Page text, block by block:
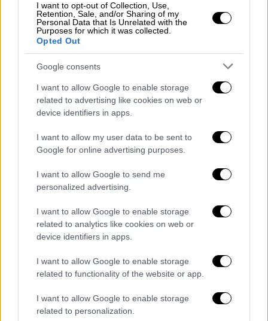
I want to opt-out of Collection, Use,
Retention, Sale, and/or Sharing of my
Personal Data that Is Unrelated with the
Purposes for which it was collected.
Opted Out
Google consents
I want to allow Google to enable storage
related to advertising like cookies on web or
device identifiers in apps.
I want to allow my user data to be sent to
Google for online advertising purposes.
I want to allow Google to send me
personalized advertising.
I want to allow Google to enable storage
related to analytics like cookies on web or
device identifiers in apps.
I want to allow Google to enable storage
related to functionality of the website or app.
I want to allow Google to enable storage
related to personalization.
|10.05.2023 10:56
Πολυπαραμετρική μαγνητική
τομογραφία: Η εξέταση - «κλειδί» για
τον καρκίνο του προστάτη
Συνέντευξη με τον Δρ. Νίκο Μποντόζογλου,
Ακτινοδιαγνώστη, Διευθυντής Αξονικής &
Μαγνητικής Τομογραφίας, Ιατρικό Κέντρο
Αθηνών